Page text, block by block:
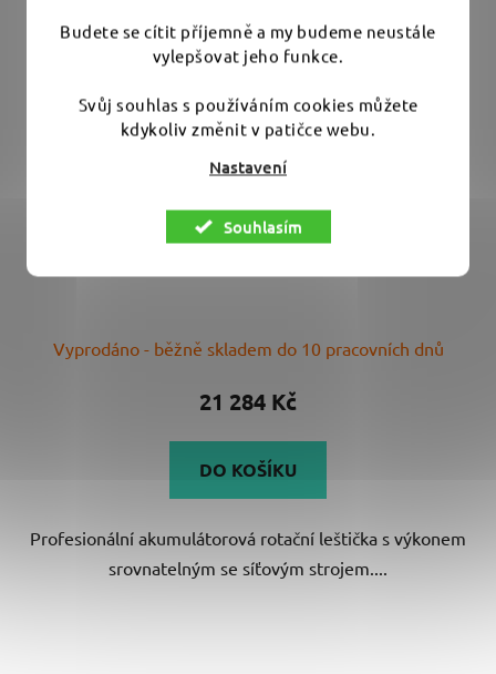
Budete se cítit příjemně a my budeme neustále
vylepšovat jeho funkce.
Svůj souhlas s používáním cookies můžete
kdykoliv změnit v patičce webu.
Nastavení
Souhlasím
FLEX PE 2 18-EC Set - aku rotační leštička v sadě s
Vyprodáno - běžně skladem do 10 pracovních dnů
21 284 Kč
DO KOŠÍKU
Profesionální akumulátorová rotační leštička s výkonem
srovnatelným se síťovým strojem....